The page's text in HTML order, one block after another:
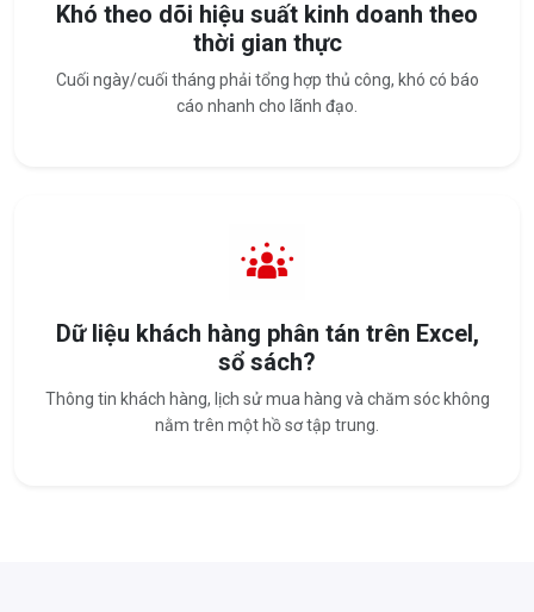
Khó theo dõi hiệu suất kinh doanh theo
thời gian thực
Cuối ngày/cuối tháng phải tổng hợp thủ công, khó có báo
cáo nhanh cho lãnh đạo.
Dữ liệu khách hàng phân tán trên Excel,
sổ sách?
Thông tin khách hàng, lịch sử mua hàng và chăm sóc không
nằm trên một hồ sơ tập trung.